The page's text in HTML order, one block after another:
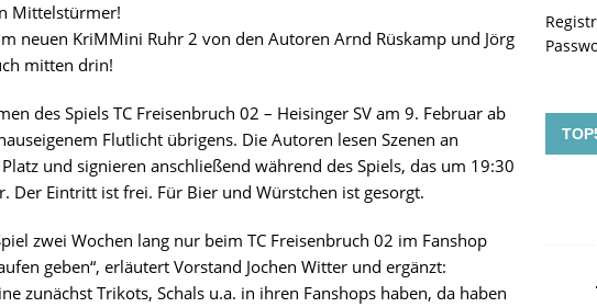
Mittelstürmer!
neuen KriMMini Ruhr 2 von den Autoren Arnd Rüskamp und Jörg
mitten drin!
des Spiels TC Freisenbruch 02 – Heisinger SV am 9. Februar ab
Flutlicht übrigens. Die Autoren lesen Szenen an
und signieren anschließend während des Spiels, das um 19:30
Der Eintritt ist frei. Für Bier und Würstchen ist gesorgt.
zwei Wochen lang nur beim TC Freisenbruch 02 im Fanshop
geben“, erläutert Vorstand Jochen Witter und ergänzt:
zunächst Trikots, Schals u.a. in ihren Fanshops haben, da haben